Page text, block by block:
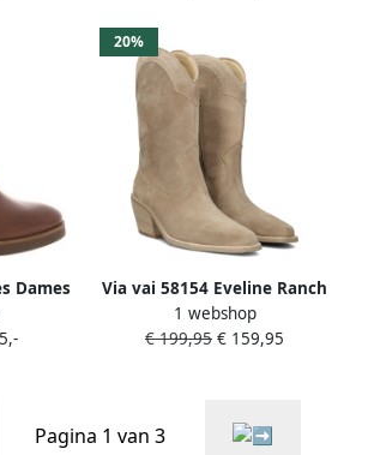
Dames
20%
Via vai 58154 Eveline Ranch
01-212 Beige Western boots
1 webshop
€ 199,95 € 159,95
Pagina 1 van 3